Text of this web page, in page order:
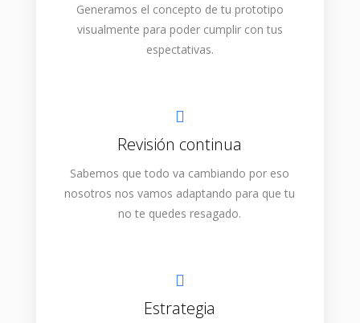
Generamos el concepto de tu prototipo
visualmente para poder cumplir con tus
espectativas.
Revisión continua
Sabemos que todo va cambiando por eso
nosotros nos vamos adaptando para que tu
no te quedes resagado.
Estrategia